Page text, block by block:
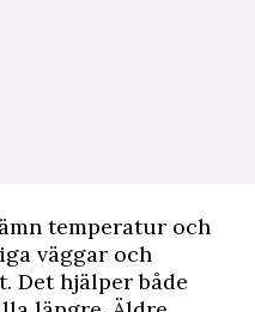
temperatur och
väggar och
Det hjälper både